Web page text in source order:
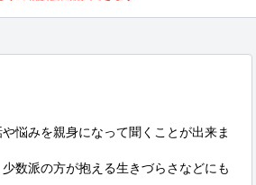
悩みを親身になって聞くことが出来ま
数派の方が抱える生きづらさなどにも